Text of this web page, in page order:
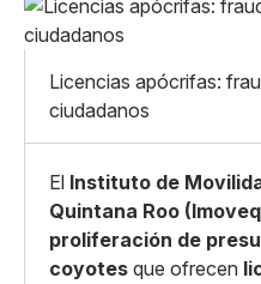
Linkedin
X
Whatsapp
Copiar enlace
Licencias apócrifas:
ciudadanos
El Instituto de
Quintana Roo
proliferación de
coyotes que ofrecen